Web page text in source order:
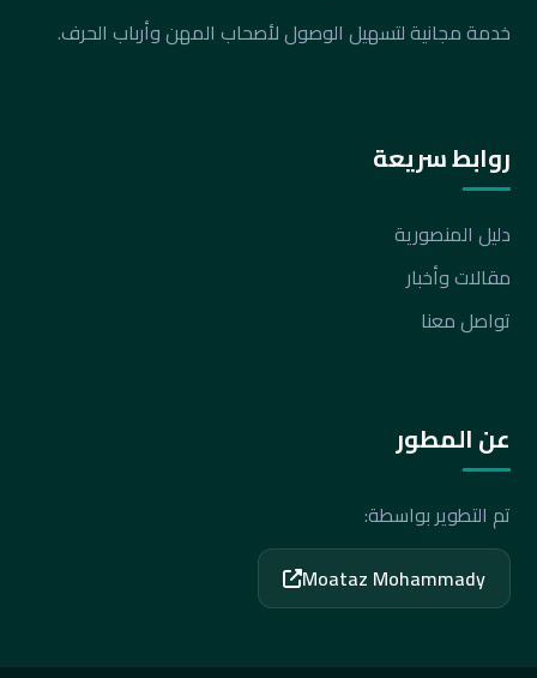
خدمة مجانية لتسهيل الوصول لأصحاب المهن وأرباب الحرف.
روابط سريعة
دليل المنصورية
مقالات وأخبار
تواصل معنا
عن المطور
تم التطوير بواسطة:
Moataz Mohammady